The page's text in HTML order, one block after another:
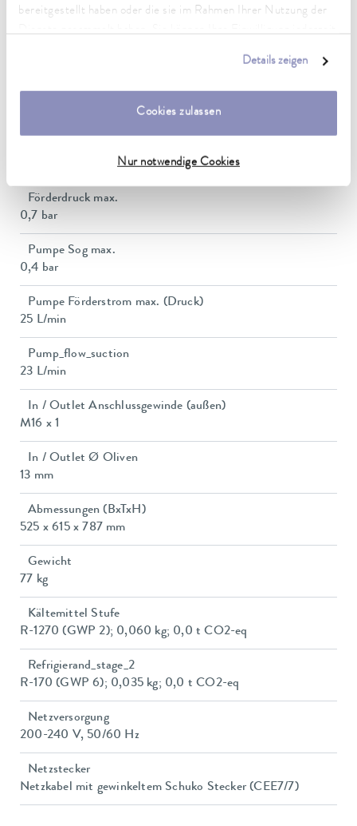
bereitgestellt haben oder die sie im Rahmen Ihrer Nutzung der
Details zeigen
Cookies zulassen
Nur notwendige Cookies
16 A
Badöffnung (BxT)
Förderdruck max.
0,7 bar
Pumpe Sog max.
0,4 bar
Pumpe Förderstrom max. (Druck)
25 L/min
Pump_flow_suction
23 L/min
In / Outlet Anschlussgewinde (außen)
M16 x 1
In / Outlet Ø Oliven
13 mm
Abmessungen (BxTxH)
525 x 615 x 787 mm
Gewicht
77 kg
Kältemittel Stufe
R-1270 (GWP 2); 0,060 kg; 0,0 t CO2-eq
Refrigierand_stage_2
R-170 (GWP 6); 0,035 kg; 0,0 t CO2-eq
Netzversorgung
200-240 V, 50/60 Hz
Netzstecker
Netzkabel mit gewinkeltem Schuko Stecker (CEE7/7)